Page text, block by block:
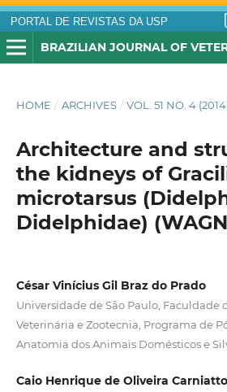
PORTAL DE REVISTAS DA USP
HOME / ARCHIVES / VOL. 51 NO. 4
Architecture and
the kidneys of
microtarsus
Didelphidae)
César Vinícius Gil Braz do Prado
Universidade de São Paulo, Faculdade
Veterinária e Zootecnia, Programa de
Anatomia dos Animais Domésticos e
Caio Henrique de Oliveira Carniatto